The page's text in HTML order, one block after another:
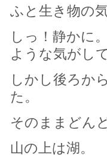
ふと生き物の
しっ！静かに
ような気がし
しかし後ろか
た。
そのままどん
山の上は湖。